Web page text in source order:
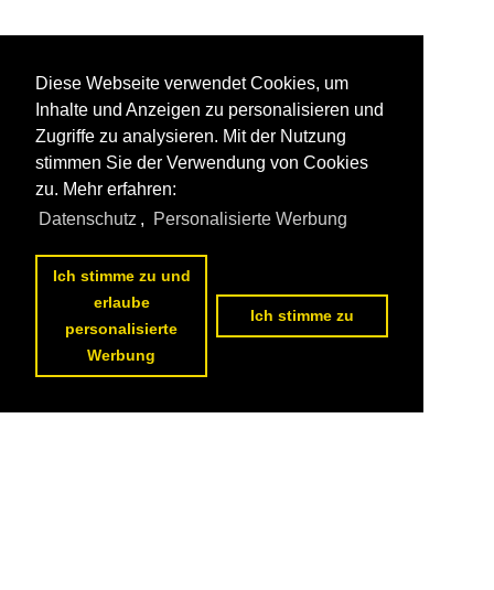
Diese Webseite verwendet Cookies, um
Inhalte und Anzeigen zu personalisieren und
Zugriffe zu analysieren. Mit der Nutzung
stimmen Sie der Verwendung von Cookies
zu. Mehr erfahren:
Datenschutz , Personalisierte Werbung
Ich stimme zu und
erlaube
personalisierte
Werbung
Ich stimme zu